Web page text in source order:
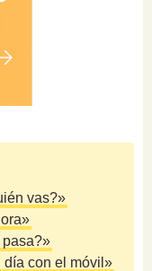
vas?»
pasa?»
día con el móvil»